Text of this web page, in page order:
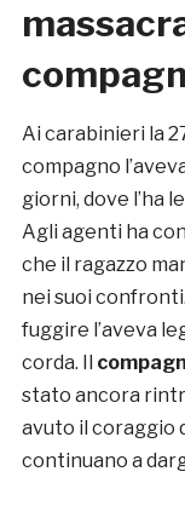
Ai carabinieri la
compagno
giorni, dove l’ha
Agli agenti ha
che il ragazzo
nei suoi
fuggire l’aveva
corda. Il
stato ancora
avuto il coraggio
continuano a